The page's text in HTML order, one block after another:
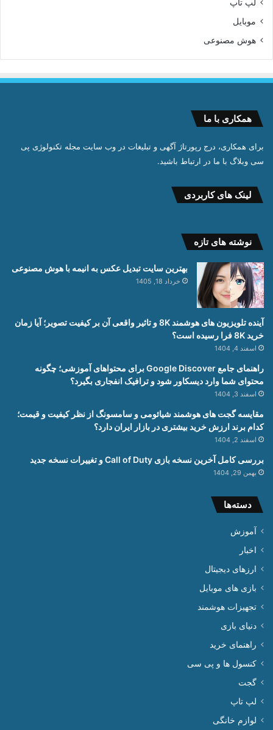
لپ تاپ
موبایل
هوش مصنوعی
همکاری با ما
برای همکاری، درج رپورتاژ آگهی و تبلیغات در وب سایت مجله تکنولوژی پی
سی وبلاگ با ما در ارتباط باشید.
لینک های کاربردی
نوشته های تازه
بهترین سایت تبدیل عکس به انیمه با هوش مصنوعی
خرداد 18, 1405
آینده تلویزیون های هوشمند 8K و تاثیر واقعی آن بر کیفیت تصویر؛ آیا زمان
خرید 8K فرا رسیده است؟
اسفند 4, 1404
راهنمای جامع Google Discover برای محتواهای آموزشی؛ چگونه
محتوای شما وارد دیسکاور شود و ترافیک انفجاری بگیرد؟
اسفند 3, 1404
مقایسه گجت های هوشمند شیائومی و سامسونگ از نظر کیفیت و قیمت؛
کدام برند ارزش خرید بیشتری در بازار ایران دارد؟
اسفند 2, 1404
بررسی کامل آخرین نسخه بازی Call of Duty و تغییرات نسخه جدید
بهمن 29, 1404
دسته‌ها
آموزش
اخبار
ارزهای دیجیتال
بازی های موبایل
تجهیزات هوشمند
دنیای بازی
راهنمای خرید
کنسول ها و پی سی
گجت
لپ تاپ
لوازم خانگی